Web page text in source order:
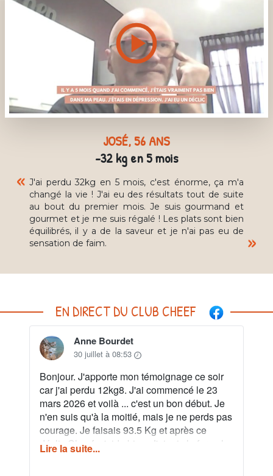
JOSÉ, 56 ANS
-32 kg en 5 mois
J'ai perdu 32kg en 5 mois, c'est énorme, ça m'a
changé la vie ! J'ai eu des résultats tout de suite
au bout du premier mois. Je suis gourmand et
gourmet et je me suis régalé ! Les plats sont bien
équilibrés, il y a de la saveur et je n'ai pas eu de
sensation de faim.
EN DIRECT DU CLUB CHEEF
Anne Bourdet
30 juillet à 08:53
Bonjour. J'apporte mon témoignage ce soir
car j'ai perdu 12kg8. J'ai commencé le 23
mars 2026 et voilà ... c'est un bon début. Je
n'en suis qu'à la moitié, mais je ne perds pas
courage. Je faisais 93.5 Kg et après ce
déclic Cheef m'aide bien. J'ai pris la formule
6 jours sur 7 et je n'ai jamais regretté. Je n'ai
Lire la suite...